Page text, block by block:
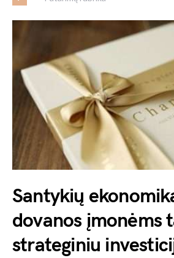
Santykių
dovanos įmonėms
strateginiu